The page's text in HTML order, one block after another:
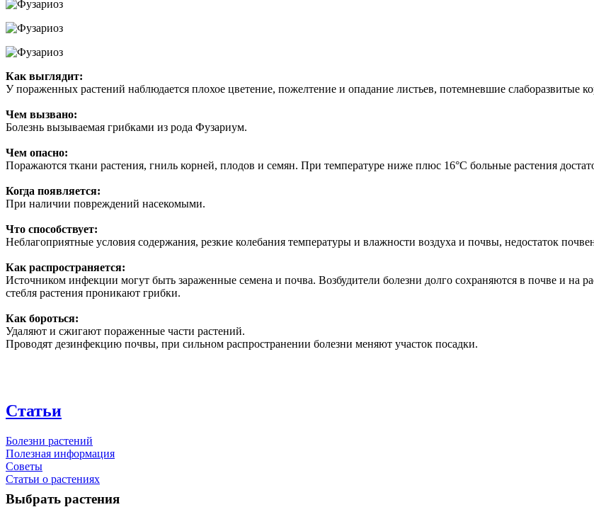
Как выглядит:
У пораженных растений наблюдается плохое цветение, пожелтение и опадание листьев, потемневшие слаборазвитые
Чем вызвано:
Болезнь вызываемая грибками из рода Фузариум.
Чем опасно:
Поражаются ткани растения, гниль корней, плодов и семян. При температуре ниже плюс 16°С больные растения
Когда появляется:
При наличии повреждений насекомыми.
Что способствует:
Неблагоприятные условия содержания, резкие колебания температуры и влажности воздуха и почвы, недостаток
Как распространяется:
Источником инфекции могут быть зараженные семена и почва. Возбудители болезни долго сохраняются в почве и на
стебля растения проникают грибки.
Как бороться:
Удаляют и сжигают пораженные части растений.
Проводят дезинфекцию почвы, при сильном распространении болезни меняют участок посадки.
Статьи
Болезни растений
Полезная информация
Советы
Статьи о растениях
Выбрать растения